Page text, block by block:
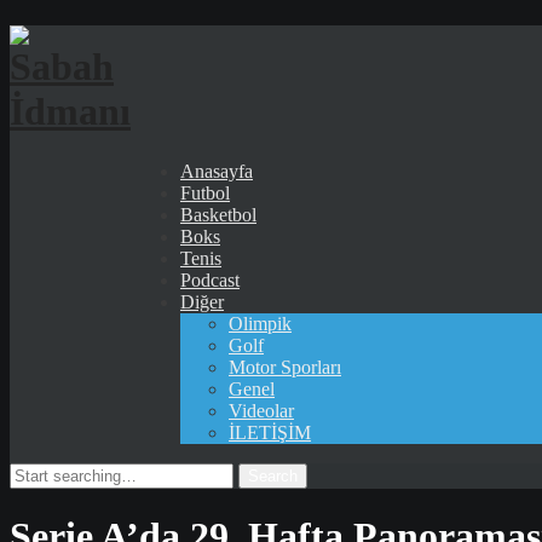
Anasayfa
Futbol
Basketbol
Boks
Tenis
Podcast
Diğer
Olimpik
Golf
Motor Sporları
Genel
Videolar
İLETİŞİM
Search
for: